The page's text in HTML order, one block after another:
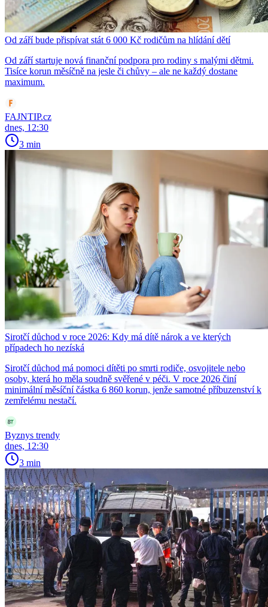
Od září bude přispívat stát 6 000 Kč rodičům na hlídání dětí
Od září startuje nová finanční podpora pro rodiny s malými dětmi.
Tisíce korun měsíčně na jesle či chůvy – ale ne každý dostane
maximum.
FAJNTIP.cz
dnes, 12:30
3 min
Sirotčí důchod v roce 2026: Kdy má dítě nárok a ve kterých
případech ho nezíská
Sirotčí důchod má pomoci dítěti po smrti rodiče, osvojitele nebo
osoby, která ho měla soudně svěřené v péči. V roce 2026 činí
minimální měsíční částka 6 860 korun, jenže samotné příbuzenství k
zemřelému nestačí.
Byznys trendy
dnes, 12:30
3 min